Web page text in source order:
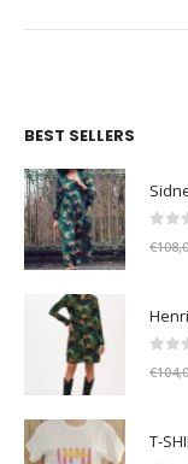
BEST SELLERS
€
€
T-